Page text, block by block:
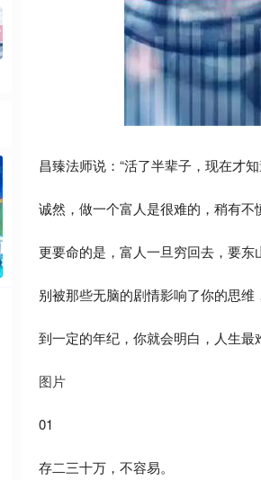
昌臻法师说：“活了半辈子，现在才
诚然，做一个富人是很难的，稍有不
更要命的是，富人一旦穷回去，要东
别被那些无脑的剧情影响了你的思维
到一定的年纪，你就会明白，人生最
图片
01
存二三十万，不容易。